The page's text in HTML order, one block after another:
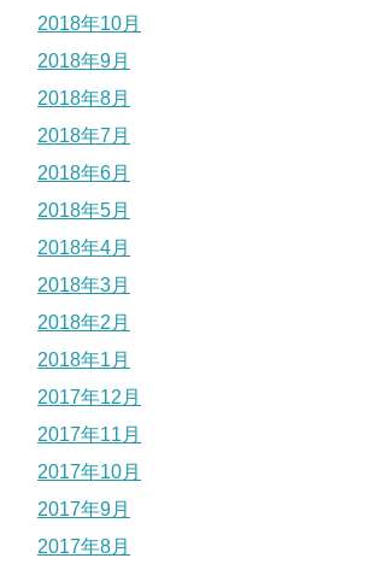
2018年10月
2018年9月
2018年8月
2018年7月
2018年6月
2018年5月
2018年4月
2018年3月
2018年2月
2018年1月
2017年12月
2017年11月
2017年10月
2017年9月
2017年8月